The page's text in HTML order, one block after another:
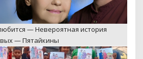
— Невероятная история
— Пятайкины